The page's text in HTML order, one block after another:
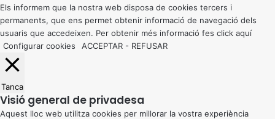
button
Els informem que la nostra web disposa de cookies tercers i
permanents, que ens permet obtenir informació de navegació dels
usuaris que accedeixen. Per obtenir més informació fes click aquí
Configurar cookies
ACCEPTAR - REFUSAR
Tanca
Visió general de privadesa
Aquest lloc web utilitza cookies per millorar la vostra experiència